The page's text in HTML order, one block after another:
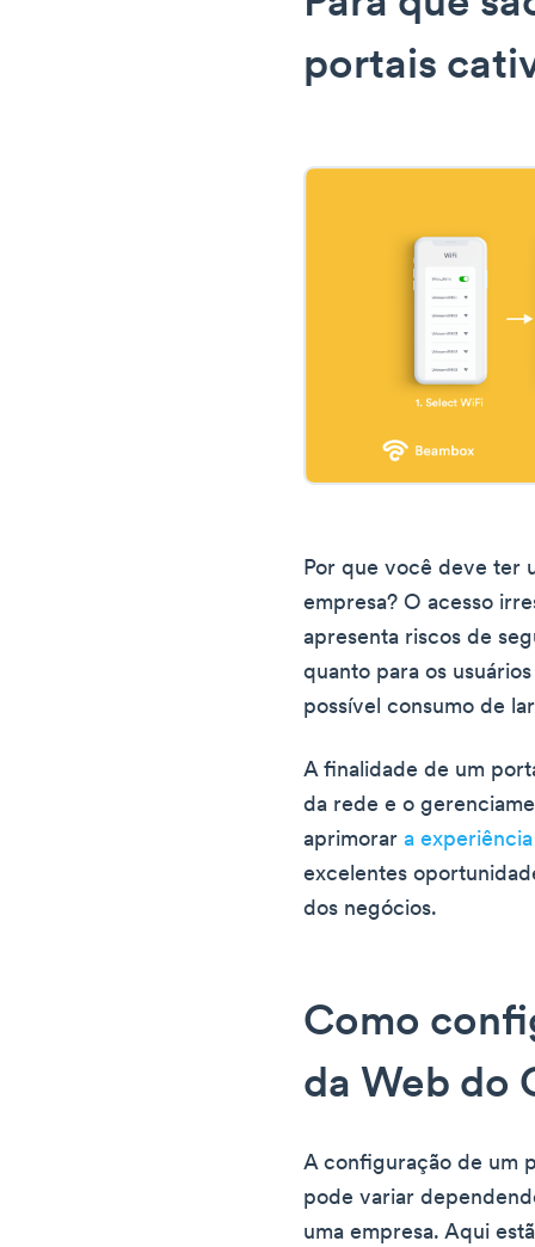
portais
Por que você deve ter
empresa? O acesso
apresenta riscos de
quanto para os
possível consumo de
A finalidade de um
da rede e o
aprimorara
excelentes
dos negócios.
Como
da Web do
A configuração de um
pode variar
uma empresa. Aqui